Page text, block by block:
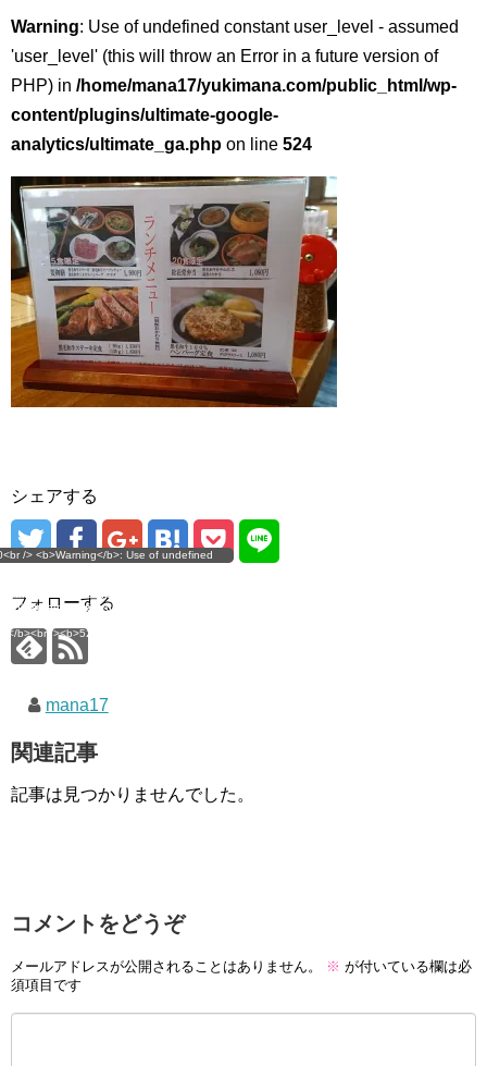
Warning: Use of undefined constant user_level - assumed
'user_level' (this will throw an Error in a future version of
PHP) in /home/mana17/yukimana.com/public_html/wp-
content/plugins/ultimate-google-
analytics/ultimate_ga.php on line 524
シェアする
error
b>: Use of undefined
public_html/wp-
ultimate-google-
b><br />
/> <b>Warning</b>: Use of undefined
mana17/yukimana.com/public_html/wp-
content/plugins/ultimate-google-
<b>524</b><br />
フォローする
mana17
関連記事
記事は見つかりませんでした。
コメントをどうぞ
メールアドレスが公開されることはありません。 ※ が付いている欄は必
須項目です